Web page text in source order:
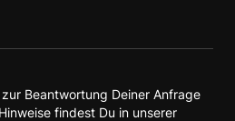
Beantwortung Deiner Anfrage
findest Du in unserer